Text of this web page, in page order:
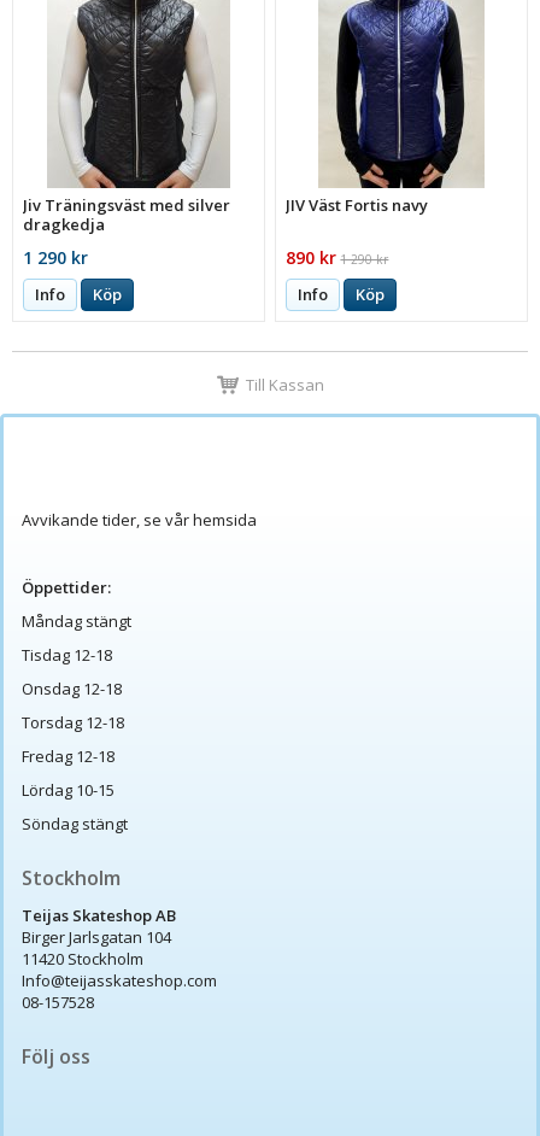
Jiv Träningsväst med silver
dragkedja
1 290 kr
Info Köp
JIV Väst Fortis navy
890 kr 1 290 kr
Info Köp
Till Kassan
Avvikande tider, se vår hemsida
Öppettider:
Måndag stängt
Tisdag 12-18
Onsdag 12-18
Torsdag 12-18
Fredag 12-18
Lördag 10-15
Söndag stängt
Stockholm
Teijas Skateshop AB
Birger Jarlsgatan 104
11420 Stockholm
Info@teijasskateshop.com
08-157528
Följ oss